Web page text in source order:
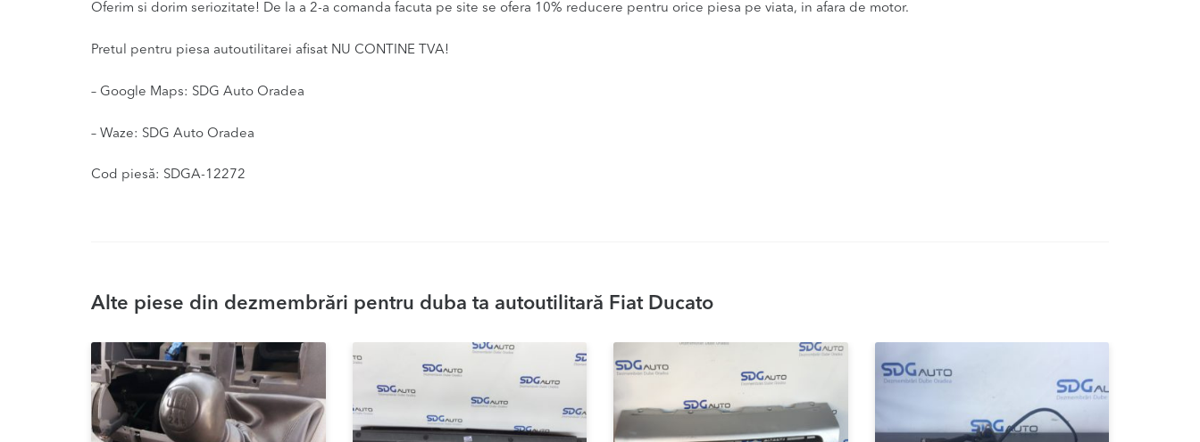
Oferim si dorim seriozitate! De la a 2-a comanda facuta pe site se ofera 10% reducere pentru orice piesa pe viata, in afara de motor.
Pretul pentru piesa autoutilitarei afisat NU CONTINE TVA!
– Google Maps: SDG Auto Oradea
– Waze: SDG Auto Oradea
Cod piesă: SDGA-12272
Alte piese din dezmembrări pentru duba ta autoutilitară Fiat Ducato